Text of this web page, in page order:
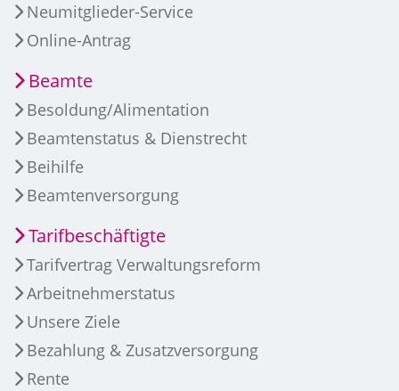
Neumitglieder-Service
Online-Antrag
Beamte
Besoldung/Alimentation
Beamtenstatus & Dienstrecht
Beihilfe
Beamtenversorgung
Tarifbeschäftigte
Tarifvertrag Verwaltungsreform
Arbeitnehmerstatus
Unsere Ziele
Bezahlung & Zusatzversorgung
Rente